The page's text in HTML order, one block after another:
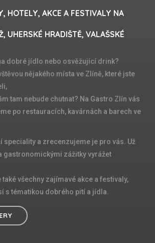
HOTELY, AKCE A FESTIVALY NA
UHERSKÉ HRADIŠTĚ, VALAŠSKÉ
dobré jídlo nebo osvěžující drink?
nějakého místa ve Zlíně, které jste
tam nebude chutnat? Na Gastro Zlín vás
po restauracích, kavárnách a barech ve
speciality a zrecenzujeme je pro vás. Už
gastronomickými zážitky vyrážet
všechny zajímavé akce a festivaly,
s tématikou dobrého pití a jídla.